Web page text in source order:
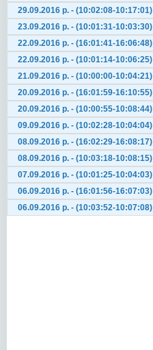
29.09.2016 р. - (10:02:08-10:17:01)
23.09.2016 р. - (10:01:31-10:03:30)
22.09.2016 р. - (16:01:41-16:06:48)
22.09.2016 р. - (10:01:14-10:06:25)
21.09.2016 р. - (10:00:00-10:04:21)
20.09.2016 р. - (16:01:59-16:10:55)
20.09.2016 р. - (10:00:55-10:08:44)
09.09.2016 р. - (10:02:28-10:04:04)
08.09.2016 р. - (16:02:29-16:08:17)
08.09.2016 р. - (10:03:18-10:08:15)
07.09.2016 р. - (10:01:25-10:04:03)
06.09.2016 р. - (16:01:56-16:07:03)
06.09.2016 р. - (10:03:52-10:07:08)